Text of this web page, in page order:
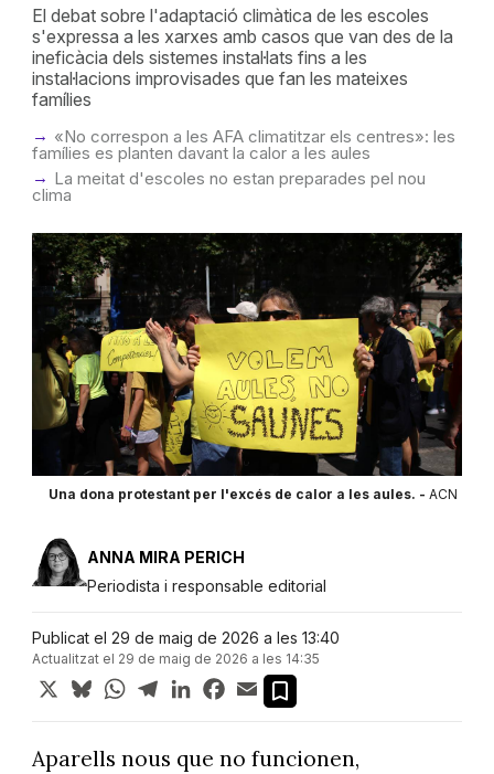
El debat sobre l'adaptació climàtica de les escoles
s'expressa a les xarxes amb casos que van des de la
ineficàcia dels sistemes instal·lats fins a les
instal·lacions improvisades que fan les mateixes
famílies
«No correspon a les AFA climatitzar els centres»: les
famílies es planten davant la calor a les aules
La meitat d'escoles no estan preparades pel nou
clima
Una dona protestant per l'excés de calor a les aules. - ACN
ANNA MIRA PERICH
Periodista i responsable editorial
Publicat el 29 de maig de 2026 a les 13:40
Actualitzat el 29 de maig de 2026 a les 14:35
X BlueskyWhatsApp
TelegramLinkedInFacebook
Email
Aparells nous que no funcionen,